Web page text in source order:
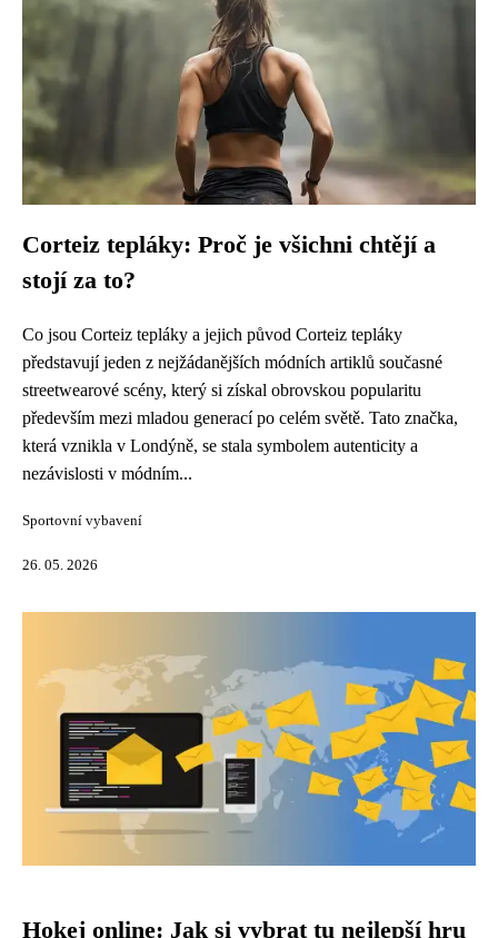
Corteiz tepláky: Proč je všichni chtějí a
stojí za to?
Co jsou Corteiz tepláky a jejich původ Corteiz tepláky
představují jeden z nejžádanějších módních artiklů současné
streetwearové scény, který si získal obrovskou popularitu
především mezi mladou generací po celém světě. Tato značka,
která vznikla v Londýně, se stala symbolem autenticity a
nezávislosti v módním...
Sportovní vybavení
26. 05. 2026
Hokej online: Jak si vybrat tu nejlepší hru